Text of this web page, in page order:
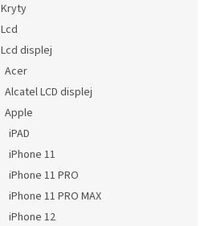
Kryty
Lcd
Lcd displej
Acer
Alcatel LCD displej
Apple
iPAD
iPhone 11
iPhone 11 PRO
iPhone 11 PRO MAX
iPhone 12